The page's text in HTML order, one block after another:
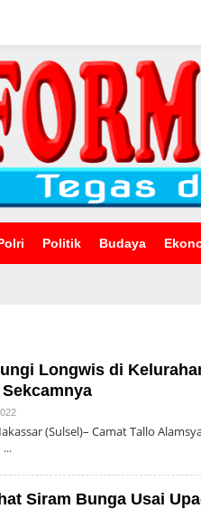
Politik Budaya
Longwis di
Oleh
(Sulsel)– Camat Tallo
Siram Bunga Usai